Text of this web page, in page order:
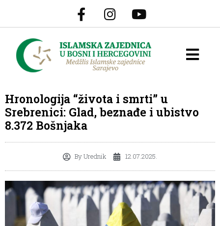
Hronologija “života i smrti” u
Srebrenici: Glad, beznađe i ubistvo
8.372 Bošnjaka
ByUrednik 12.07.2025.